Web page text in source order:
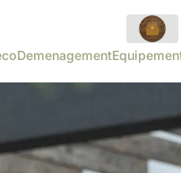
Demenagement